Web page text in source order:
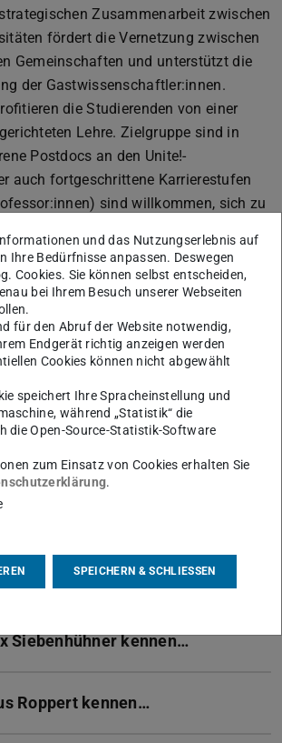
Zusammenarbeit zwischen
fördert die Vernetzung zwischen
Gemeinschaften und unterstützt die
der Gastwissenschaftler:innen.
die Studierenden von einer
Lehre. Zielgruppe sind in
Postdocs an den Unite!-
auch fortgeschrittene Karrierestufen
sind willkommen, sich zu
eine Win-Win-Situation für
Die Gastprofessoren
ihre (ersten) Lehrerfahrungen
oder sammeln, der gastgebende
kann Kurse anbieten, die er
nicht anbietet,
können
oder vertieft werden und die
tragen zur vielfältigen
Kultur der Technischen
für Innovation und Internationales,
Thomas Walther
Siebenhühner kennen…
Roppert kennen…
und das Nutzungserlebnis auf
Ihre Bedürfnisse anpassen. Deswegen
Cookies. Sie können selbst entscheiden,
bei Ihrem Besuch unserer Webseiten
für den Abruf der Website notwendig,
Endgerät richtig anzeigen werden
Cookies können nicht abgewählt
speichert Ihre Spracheinstellung und
während „Statistik“ die
die Open-Source-Statistik-Software
zum Einsatz von Cookies erhalten Sie
.
SPEICHERN & SCHLIESSEN